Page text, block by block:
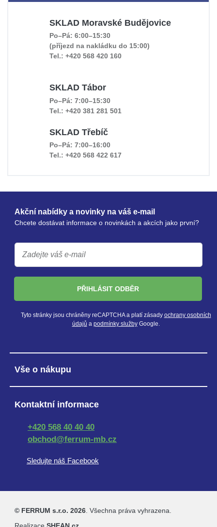
SKLAD Moravské Budějovice
Po–Pá: 6:00–15:30
(příjezd na nakládku do 15:00)
Tel.: +420 568 420 160
SKLAD Tábor
Po–Pá: 7:00–15:30
Tel.: +420 381 281 501
SKLAD Třebíč
Po–Pá: 7:00–16:00
Tel.: +420 568 422 617
Akční nabídky a novinky na váš e-mail
Chcete dostávat informace o novinkách a akcích jako první?
PŘIHLÁSIT ODBĚR
Tyto stránky jsou chráněny reCAPTCHA a platí zásady ochrany osobních
údajů a podmínky službyGoogle.
Vše o nákupu
Kontaktní informace
+420 568 40 40 40
obchod@ferrum-mb.cz
Sledujte náš Facebook
© FERRUM s.r.o. 2026. Všechna práva vyhrazena.